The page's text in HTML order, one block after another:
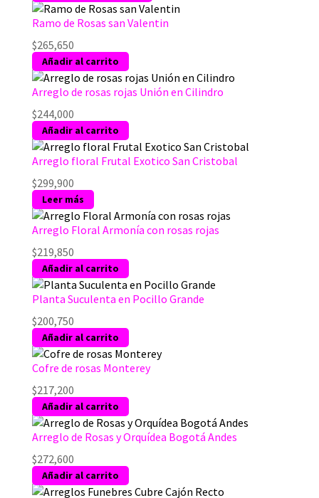
en
la
producto
producto
tiene
opciones
se
en
la
Ramo de Rosas san Valentin
$265,650
Añadir al carrito
Arreglo de rosas rojas Unión en Cilindro
$244,000
Añadir al carrito
Arreglo floral Frutal Exotico San Cristobal
$299,900
Leer más
Arreglo Floral Armonía con rosas rojas
$219,850
Añadir al carrito
Planta Suculenta en Pocillo Grande
$200,750
Añadir al carrito
Cofre de rosas Monterey
$217,200
Añadir al carrito
Arreglo de Rosas y Orquídea Bogotá Andes
$272,600
Añadir al carrito